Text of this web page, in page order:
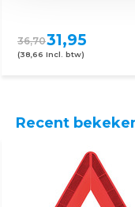
36,7031,95
(38,66 Incl. btw)
Recent